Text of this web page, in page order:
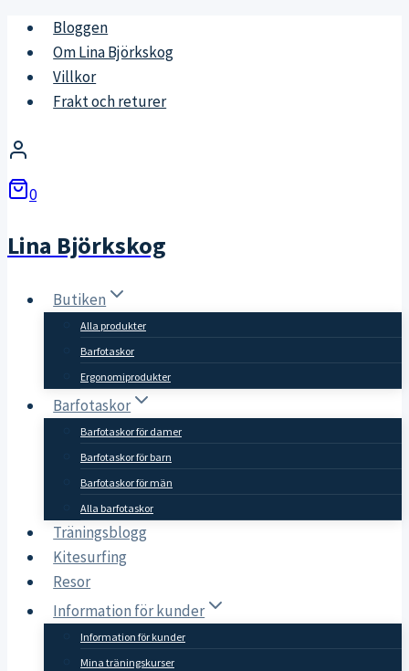
Skip
content
Bloggen
Om Lina Björkskog
Villkor
Frakt och returer
0
Lina Björkskog
Butiken
Alla produkter
Barfotaskor
Ergonomiprodukter
Barfotaskor
Barfotaskor för damer
Barfotaskor för barn
Barfotaskor för män
Alla barfotaskor
Träningsblogg
Kitesurfing
Resor
Information för kunder
Information för kunder
Mina träningskurser